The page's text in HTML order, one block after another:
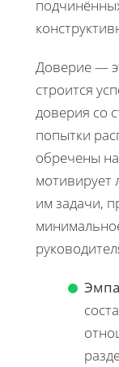
Доверие —
строится
доверия со
попытки
обречены
им задачи,